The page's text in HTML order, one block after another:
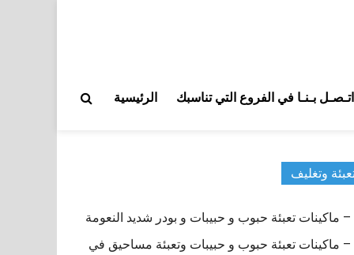
اتـصـل بـنـا في الفروع التي تناسبك الرئيسية
وتغليف
9 – ماكينات تعبئة حبوب و حبيبات وتعبئة مساحيق في